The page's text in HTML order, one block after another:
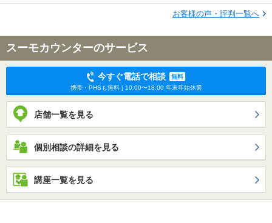
お客様の声・評判一覧へ
スーモカウンターのサービス
今すぐ電話で相談
無料
携帯・PHSも無料 | 10:00〜18:00 年末年始休業
店舗一覧を見る
個別相談の詳細を見る
講座一覧を見る